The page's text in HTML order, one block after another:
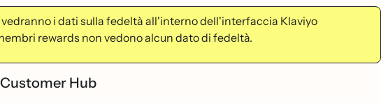
i dati sulla fedeltà all'interno dell'interfaccia Klaviyo
rewards non vedono alcun dato di fedeltà.
Hub